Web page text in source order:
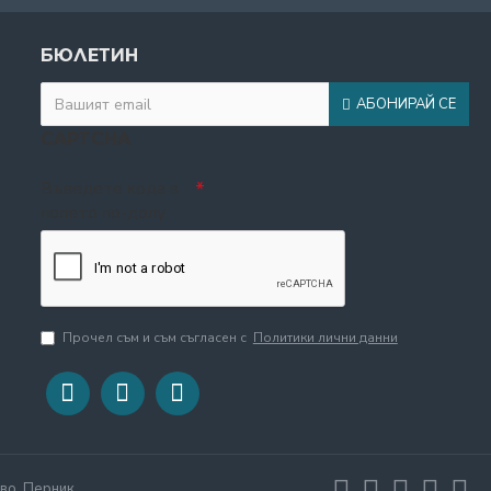
БЮЛЕТИН
АБОНИРАЙ СЕ
Прочел съм и съм съгласен с Политики лични данни